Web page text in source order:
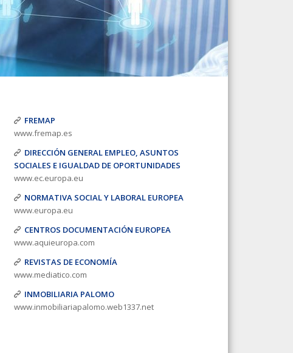
FREMAP
www.fremap.es
DIRECCIÓN GENERAL EMPLEO, ASUNTOS
SOCIALES E IGUALDAD DE OPORTUNIDADES
www.ec.europa.eu
NORMATIVA SOCIAL Y LABORAL EUROPEA
www.europa.eu
CENTROS DOCUMENTACIÓN EUROPEA
www.aquieuropa.com
REVISTAS DE ECONOMÍA
www.mediatico.com
INMOBILIARIA PALOMO
www.inmobiliariapalomo.web1337.net